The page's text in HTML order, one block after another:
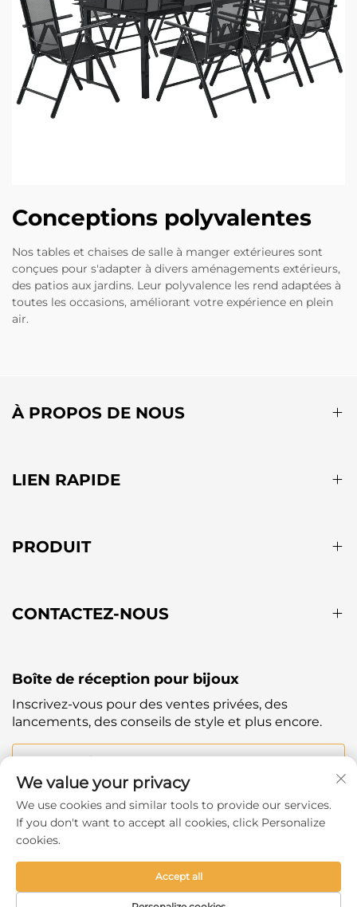
Conceptions polyvalentes
Nos tables et chaises de salle à manger extérieures sont
conçues pour s'adapter à divers aménagements extérieurs,
des patios aux jardins. Leur polyvalence les rend adaptées à
toutes les occasions, améliorant votre expérience en plein
air.
À PROPOS DE NOUS
LIEN RAPIDE
PRODUIT
CONTACTEZ-NOUS
Boîte de réception pour bijoux
Inscrivez-vous pour des ventes privées, des
lancements, des conseils de style et plus encore.
Votre Email
Subscribe
Copyright © 2025 by Hangzhou Ever Shine Outdoor
We value your privacy
We use cookies and similar tools to provide our services.
If you don't want to accept all cookies, click Personalize
cookies.
Accept all